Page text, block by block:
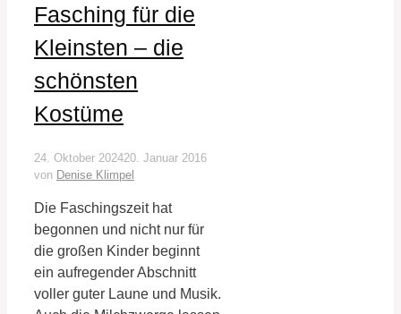
Fasching für die
Kleinsten – die
schönsten
Kostüme
24. Oktober 202420. Januar 2016
von Denise Klimpel
Die Faschingszeit hat
begonnen und nicht nur für
die großen Kinder beginnt
ein aufregender Abschnitt
voller guter Laune und Musik.